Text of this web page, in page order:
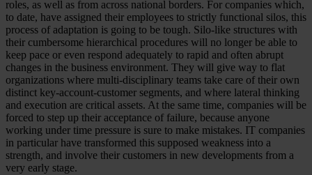
roles, as well as from across national borders. For companies which,
to date, have assigned their employees to strictly functional silos, this
process of adaptation is going to be tough. Silo-like structures with
their cumbersome hierarchical procedures will no longer be able to
keep pace or even respond adequately to rapid and often abrupt
changes in the business environment. They will give way to flat
organizations where multi-disciplinary teams take care of their own
distinct key-account-customer segments, and where lateral thinking
and execution are critical assets. At the same time, companies will be
forced to step up their acceptance of failure, because anyone
working under time pressure is sure to make mistakes. IT companies
in particular have transformed this supposed weakness into a
strength, and involve their customers in new developments from a
very early stage.